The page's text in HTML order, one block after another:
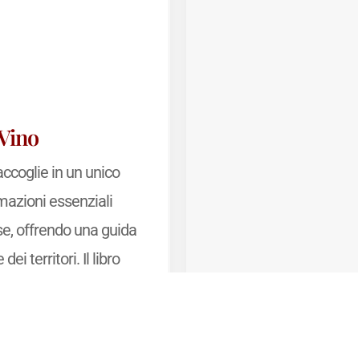
in un unico
essenziali
offrendo una guida
dei territori. Il libro